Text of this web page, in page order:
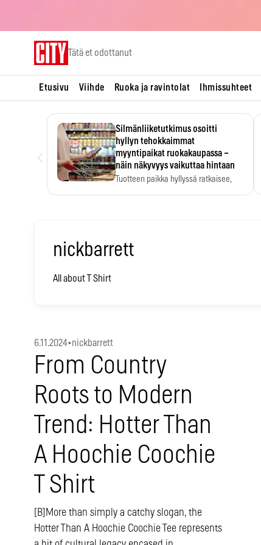
Tätä et odottanut
Etusivu Viihde Ruoka ja ravintolat Ihmissuhteet
Silmänliiketutkimus osoitti
hyllyn tehokkaimmat
myyntipaikat ruokakaupassa –
näin näkyvyys vaikuttaa hintaan
Tuotteen paikka hyllyssä ratkaisee,
nickbarrett
All about T Shirt
6.11.2024•nickbarrett
From Country
Roots to Modern
Trend: Hotter Than
A Hoochie Coochie
T Shirt
[B]More than simply a catchy slogan, the
Hotter Than A Hoochie Coochie Tee represents